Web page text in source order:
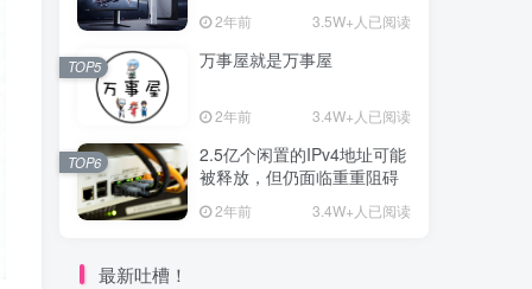
2年前 3.5W+人已阅读
万事屋就是万事屋
2年前 3.4W+人已阅读
TOP5
2.5亿个闲置的IPv4地址可能
被释放，但仍面临重重阻碍
2年前 3.4W+人已阅读
TOP6
最新吐槽！